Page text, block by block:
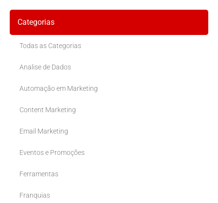
Categorias
Todas as Categorias
Analise de Dados
Automação em Marketing
Content Marketing
Email Marketing
Eventos e Promoções
Ferramentas
Franquias